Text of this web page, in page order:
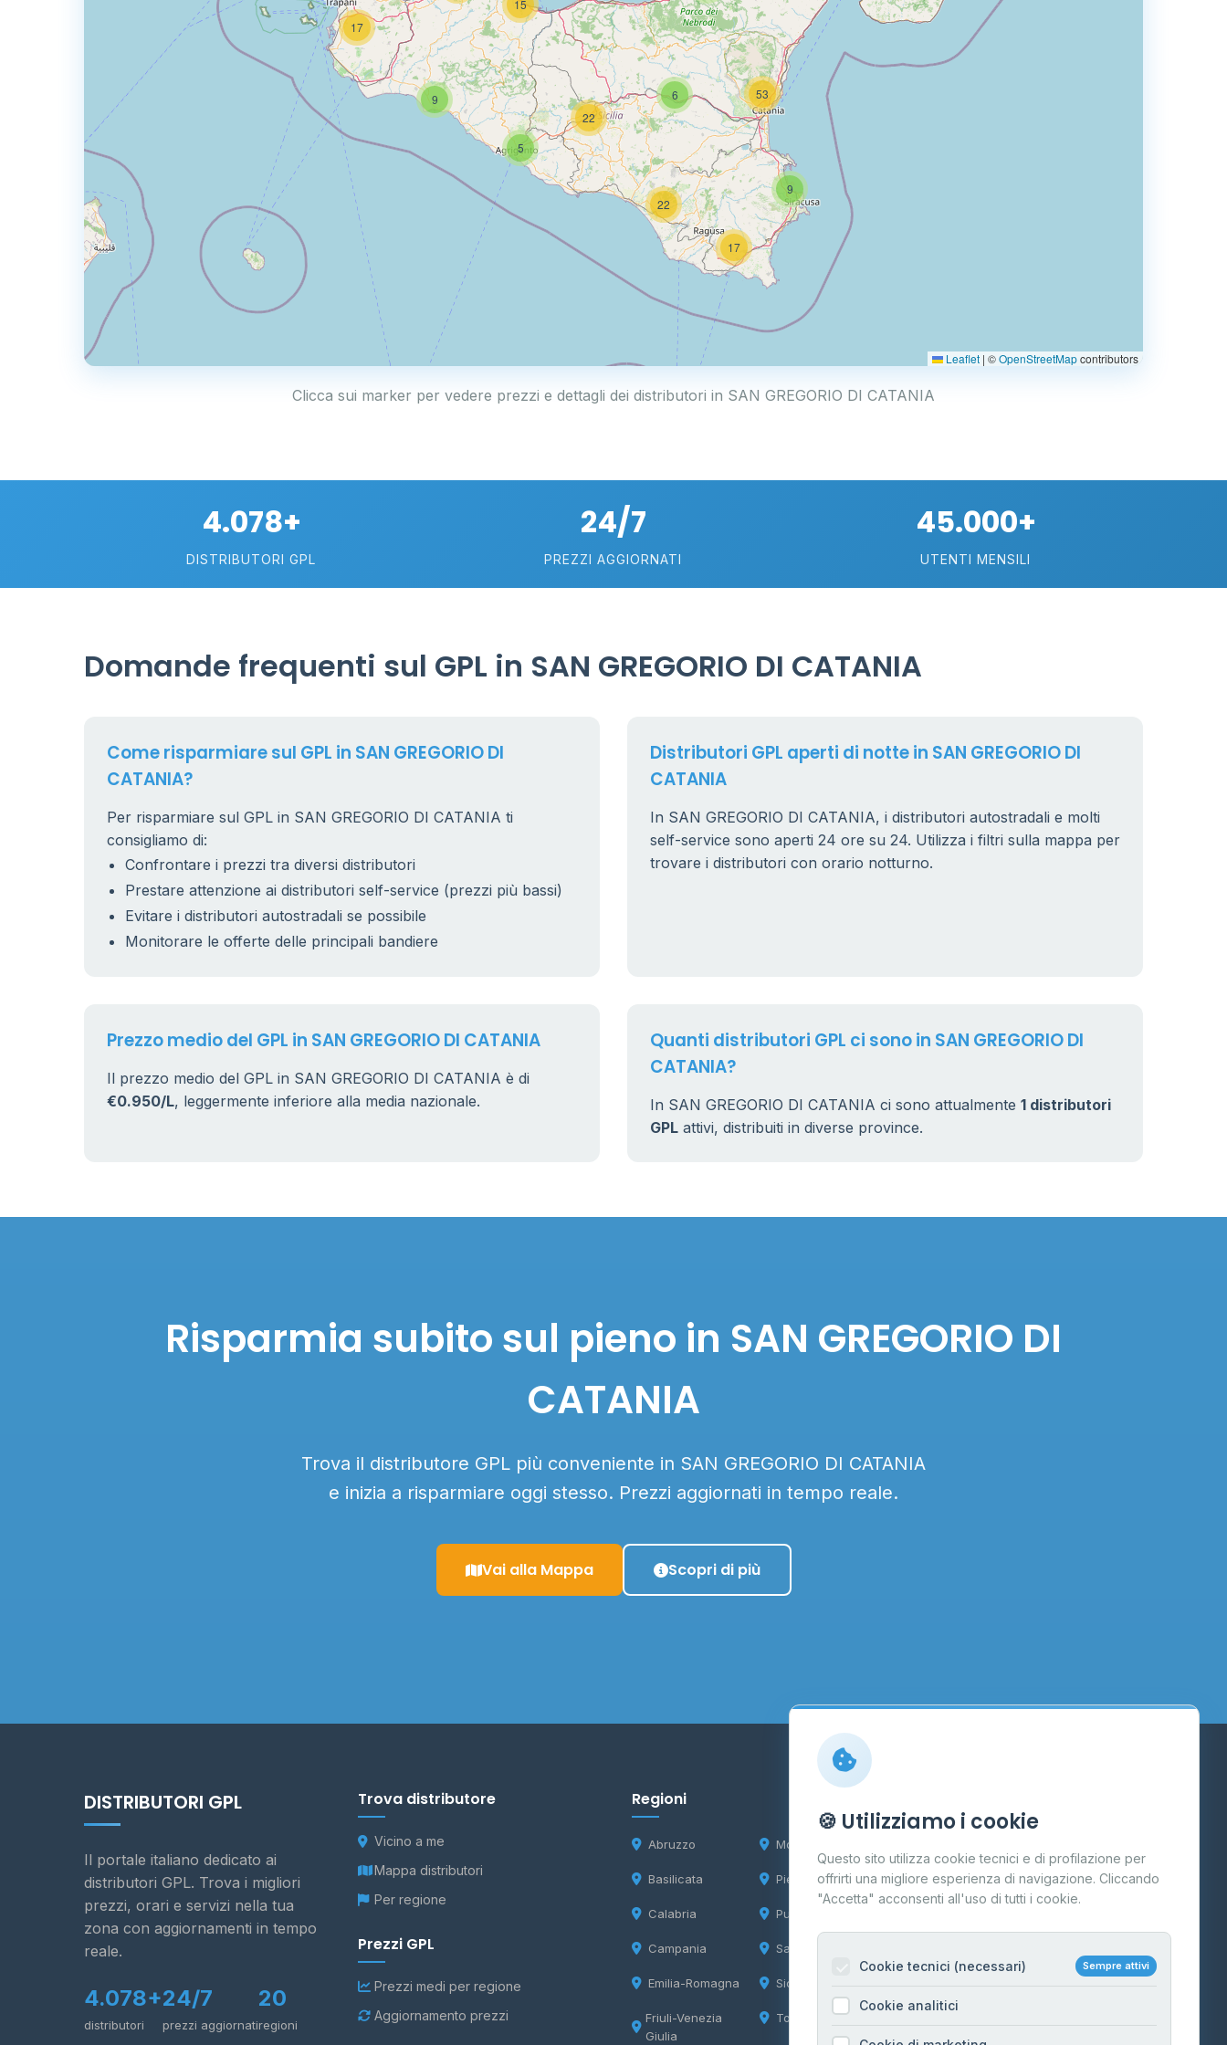
9
6 53
17
15
5
9
17
22
22
Leaflet | ©OpenStreetMapcontributors
Clicca sui marker per vedere prezzi e dettagli dei distributori in SAN GREGORIO DI CATANIA
4.078+
DISTRIBUTORI GPL
24/7
PREZZI AGGIORNATI
45.000+
UTENTI MENSILI
Domande frequenti sul GPL in SAN GREGORIO DI CATANIA
Come risparmiare sul GPL in SAN GREGORIO DI
CATANIA?
Per risparmiare sul GPL in SAN GREGORIO DI CATANIA ti
consigliamo di:
Confrontare i prezzi tra diversi distributori
Prestare attenzione ai distributori self-service (prezzi più bassi)
Evitare i distributori autostradali se possibile
Monitorare le offerte delle principali bandiere
Distributori GPL aperti di notte in SAN GREGORIO DI
CATANIA
In SAN GREGORIO DI CATANIA, i distributori autostradali e molti
self-service sono aperti 24 ore su 24. Utilizza i filtri sulla mappa per
trovare i distributori con orario notturno.
Prezzo medio del GPL in SAN GREGORIO DI CATANIA
Il prezzo medio del GPL in SAN GREGORIO DI CATANIA è di
€0.950/L, leggermente inferiore alla media nazionale.
Quanti distributori GPL ci sono in SAN GREGORIO DI
CATANIA?
In SAN GREGORIO DI CATANIA ci sono attualmente 1 distributori
GPL attivi, distribuiti in diverse province.
Risparmia subito sul pieno in SAN GREGORIO DI
CATANIA
Trova il distributore GPL più conveniente in SAN GREGORIO DI CATANIA
e inizia a risparmiare oggi stesso. Prezzi aggiornati in tempo reale.
Vai alla Mappa Scopri di più
DISTRIBUTORI GPL
Il portale italiano dedicato ai
distributori GPL. Trova i migliori
prezzi, orari e servizi nella tua
zona con aggiornamenti in tempo
reale.
4.078+
distributori
24/7
prezzi aggiornati
20
regioni
Trova distributore
Vicino a me
Mappa distributori
Per regione
Prezzi GPL
Prezzi medi per regione
Aggiornamento prezzi
Regioni
Abruzzo
Basilicata
Calabria
Campania
Emilia-Romagna
Friuli-Venezia
Giulia
Molise
Piemonte
Puglia
Sardegna
Sicilia
Toscana
Contatti
Per gestori
Informazioni legali
Privacy Policy
🍪 Utilizziamo i cookie
Questo sito utilizza cookie tecnici e di profilazione per
offrirti una migliore esperienza di navigazione. Cliccando
"Accetta" acconsenti all'uso di tutti i cookie.
Cookie tecnici (necessari) Sempre attivi
Cookie analitici